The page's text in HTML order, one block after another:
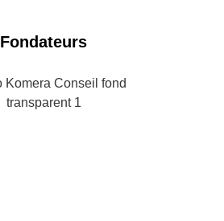
Fondateurs